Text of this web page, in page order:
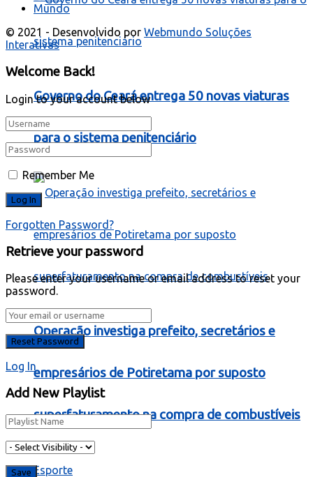
Governo do Ceará entrega 50 novas viaturas
para o sistema penitenciário
Operação investiga prefeito, secretários e
empresários de Potiretama por suposto
superfaturamento na compra de combustíveis
Esporte
Mundo
© 2021 - Desenvolvido por Webmundo Soluções
Interativas
Welcome Back!
Login to your account below
Remember Me
Forgotten Password?
Retrieve your password
Please enter your username or email address to reset your
password.
Log In
Add New Playlist